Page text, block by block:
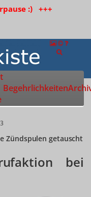
:) +++
Begehrlichkeiten
Zündspulen getauscht
bei